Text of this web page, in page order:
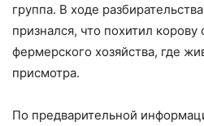
группа. В ходе
признался, что похитил корову
фермерского хозяйства, где
присмотра.
По предварительной